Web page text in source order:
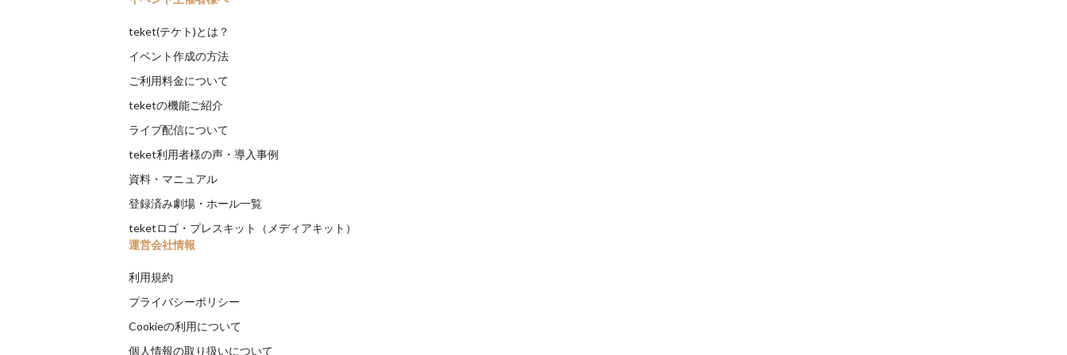
teket(テケト)とは？
イベント作成の方法
ご利用料金について
teketの機能ご紹介
ライブ配信について
teket利用者様の声・導入事例
資料・マニュアル
登録済み劇場・ホール一覧
teketロゴ・プレスキット（メディアキット）
運営会社情報
利用規約
プライバシーポリシー
Cookieの利用について
個人情報の取り扱いについて